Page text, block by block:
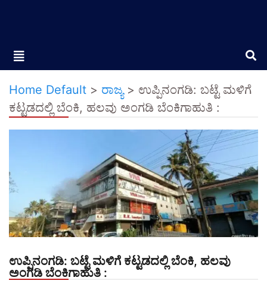
Home Default > ರಾಜ್ಯ> ಉಪ್ಪಿನಂಗಡಿ: ಬಟ್ಟೆ ಮಳಿಗೆ
ಕಟ್ಟಡದಲ್ಲಿ ಬೆಂಕಿ, ಹಲವು ಅಂಗಡಿ ಬೆಂಕಿಗಾಹುತಿ :
ಉಪ್ಪಿನಂಗಡಿ: ಬಟ್ಟೆ ಮಳಿಗೆ ಕಟ್ಟಡದಲ್ಲಿ ಬೆಂಕಿ, ಹಲವು
ಅಂಗಡಿ ಬೆಂಕಿಗಾಹುತಿ :